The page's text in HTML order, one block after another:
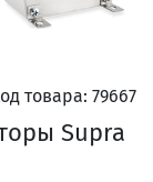
товара: 79667
Supra